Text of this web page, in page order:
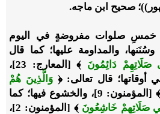
صحيح ابن ماجه.
خمسِ صلوات مفروضةٍ في اليوم
وسُنَنها، والمداومة عليها؛ كما قال
صَلَاتِهِمْ دَائِمُونَ
﴾ [المعارج: 23]،
أوقاتها؛ قال تعالى: ﴿ وَالَّذِينَ هُمْ
﴾ [المؤمنون: 9]، والخشوع فيها؛ كما
صَلَاتِهِمْ خَاشِعُونَ
﴾ [المؤمنون: 2]،